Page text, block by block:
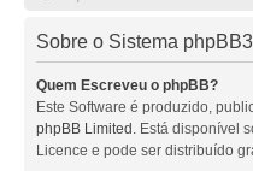
Sobre o Sistema phpBB3
Quem Escreveu o phpBB?
Este Software é produzido,
phpBB Limited. Está disponível
Licence e pode ser distribuído